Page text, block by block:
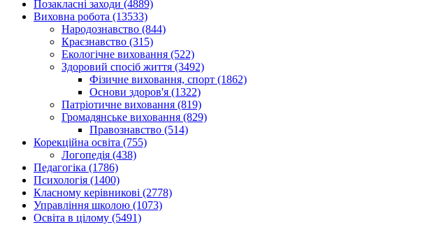
Позакласні заходи (4889)
Виховна робота (13533)
Народознавство (844)
Краєзнавство (315)
Екологічне виховання (522)
Здоровий спосіб життя (3492)
Фізичне виховання, спорт (1862)
Основи здоров'я (1322)
Патріотичне виховання (819)
Громадянське виховання (829)
Правознавство (514)
Корекційна освіта (755)
Логопедія (438)
Педагогіка (1786)
Психологія (1400)
Класному керівникові (2778)
Управління школою (1073)
Освіта в цілому (5491)